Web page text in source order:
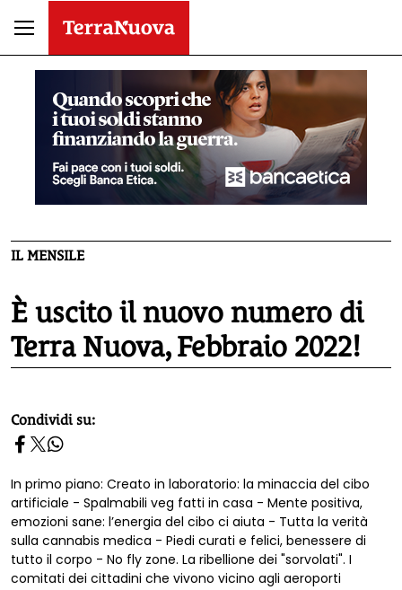
IL MENSILE
È uscito il nuovo numero di
Terra Nuova, Febbraio 2022!
homepage h2
Condividi su:
In primo piano: Creato in laboratorio: la minaccia del cibo
artificiale - Spalmabili veg fatti in casa - Mente positiva,
emozioni sane: l’energia del cibo ci aiuta - Tutta la verità
sulla cannabis medica - Piedi curati e felici, benessere di
tutto il corpo - No fly zone. La ribellione dei "sorvolati". I
comitati dei cittadini che vivono vicino agli aeroporti